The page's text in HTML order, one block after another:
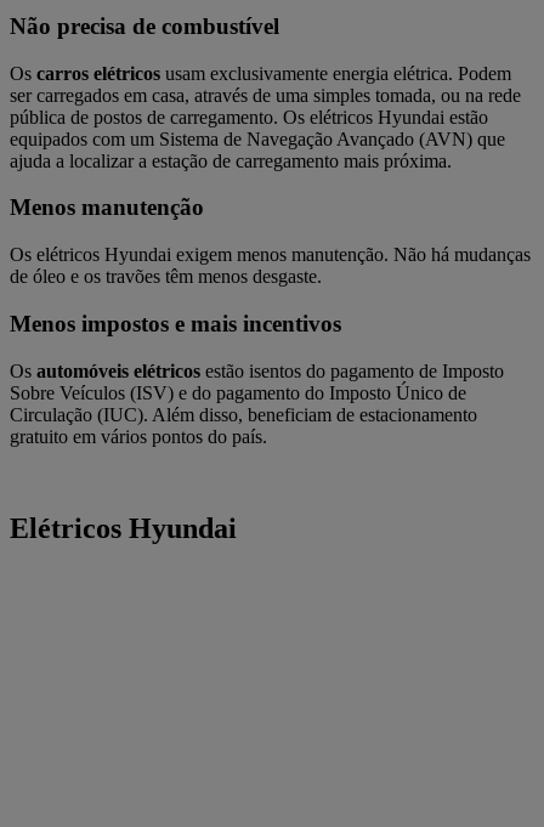
Não precisa de combustível
Os carros elétricos usam exclusivamente energia elétrica. Podem
ser carregados em casa, através de uma simples tomada, ou na rede
pública de postos de carregamento. Os elétricos Hyundai estão
equipados com um Sistema de Navegação Avançado (AVN) que
ajuda a localizar a estação de carregamento mais próxima.
Menos manutenção
Os elétricos Hyundai exigem menos manutenção. Não há mudanças
de óleo e os travões têm menos desgaste.
Menos impostos e mais incentivos
Os automóveis elétricos estão isentos do pagamento de Imposto
Sobre Veículos (ISV) e do pagamento do Imposto Único de
Circulação (IUC). Além disso, beneficiam de estacionamento
gratuito em vários pontos do país.
Elétricos Hyundai